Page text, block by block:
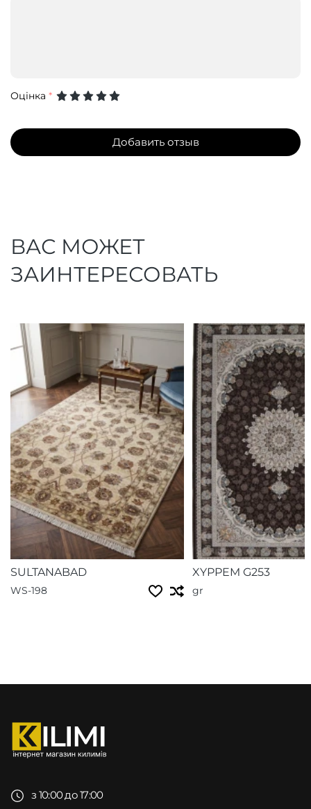
Оцінка *
Добавить отзыв
ВАС МОЖЕТ
ЗАИНТЕРЕСОВАТЬ
SULTANABAD
WS-198
XYPPEM G253
gr
з 10:00 до 17:00